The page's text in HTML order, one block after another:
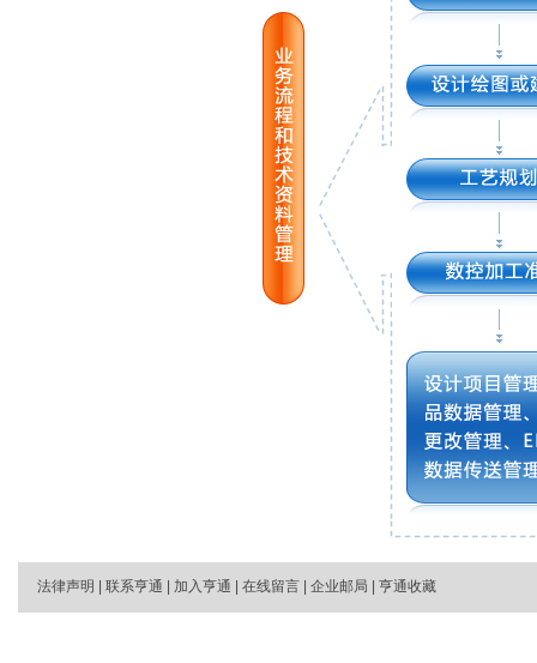
法律声明 联系亨通 加入亨通 在线留言 企业邮局 亨通收藏